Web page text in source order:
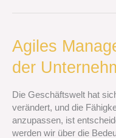
Agiles
der
Die Geschäftswelt hat
verändert, und die
anzupassen, ist
werden wir über die
Agiles
Management:
Flexibilität
der
Unternehmensführung